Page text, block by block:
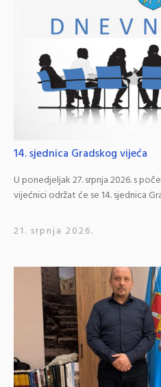
14. sjednica Gradskog vijeća
U ponedjeljak 27. srpnja 2026. s
vijećnici održat će se 14. sjednica
21. srpnja 2026.